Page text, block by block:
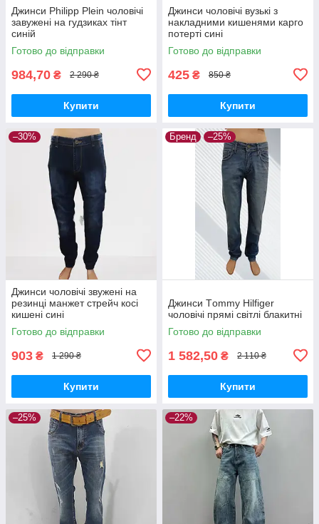
Джинси Philipp Plein чоловічі
завужені на гудзиках тінт
синій
Готово до відправки
984,70 ₴ 2 290 ₴
Купити
Джинси чоловічі вузькі з
накладними кишенями карго
потерті сині
Готово до відправки
425 ₴ 850 ₴
Купити
–30%
Джинси чоловічі звужені на
резинці манжет стрейч косі
кишені сині
Готово до відправки
903 ₴ 1 290 ₴
Купити
Бренд –25%
Джинси Тommy Нilfiger
чоловічі прямі світлі блакитні
Готово до відправки
1 582,50 ₴ 2 110 ₴
Купити
–25% –22%